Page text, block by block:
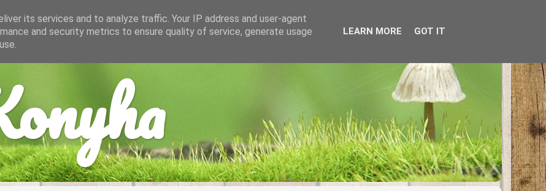
its services and to analyze traffic. Your IP address and user-agent
and security metrics to ensure quality of service, generate usage
LEARN MORE GOT IT